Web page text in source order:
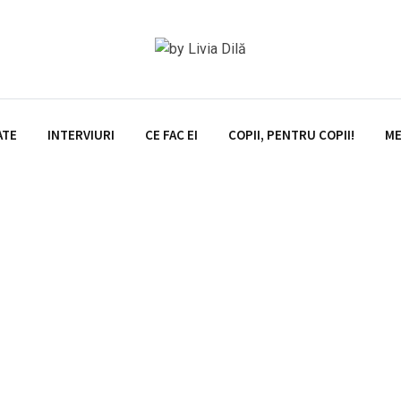
INTERVIURI CE FAC EI COPII, PENTRU COPII!